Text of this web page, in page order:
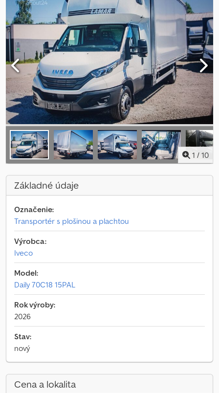
1 / 10
Základné údaje
Označenie:
Transportér s plošinou a plachtou
Výrobca:
Iveco
Model:
Daily 70C18 15PAL
Rok výroby:
2026
Stav:
nový
Cena a lokalita